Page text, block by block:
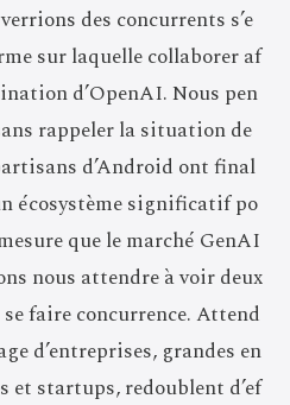
des concurrents s’e
sur laquelle collaborer af
d’OpenAI. Nous pen
rappeler la situation de
d’Android ont final
écosystème significatif po
que le marché GenAI
nous attendre à voir deux
faire concurrence. Attend
d’entreprises, grandes en
et startups, redoublent d’ef